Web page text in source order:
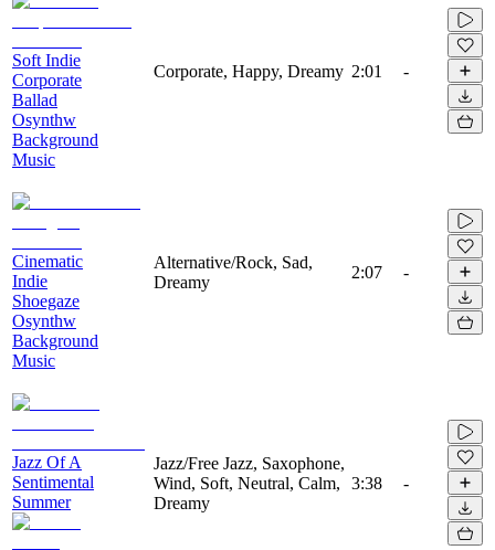
Soft Indie
Corporate
Ballad
Osynthw
Background
Music
Corporate, Happy, Dreamy 2:01 -
Cinematic
Indie
Shoegaze
Osynthw
Background
Music
Alternative/Rock, Sad,
Dreamy
2:07 -
Jazz Of A
Sentimental
Summer
Jazz/Free Jazz, Saxophone,
Wind, Soft, Neutral, Calm,
Dreamy
3:38 -